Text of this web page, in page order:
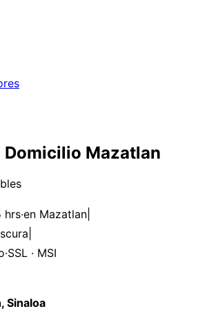
Domicilio Mazatlan
s
hrs·en Mazatlan
·SSL · MSI
, Sinaloa